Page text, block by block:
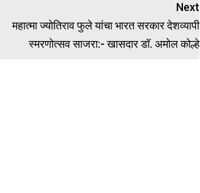
Next
महात्मा ज्योतिराव फुले यांचा भारत सरकार देशव्यापी
स्मरणोत्सव साजरा:- खासदार डॉ. अमोल कोल्हे